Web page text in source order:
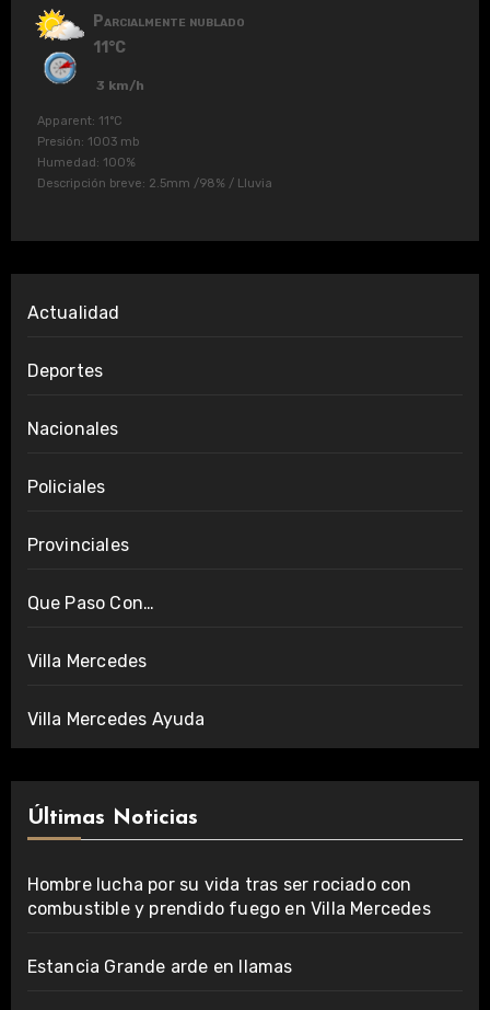
Parcialmente nublado
11°C
3 km/h
Apparent: 11°C
Presión: 1003 mb
Humedad: 100%
Descripción breve: 2.5mm /98% / Lluvia
Actualidad
Deportes
Nacionales
Policiales
Provinciales
Que Paso Con…
Villa Mercedes
Villa Mercedes Ayuda
Últimas Noticias
Hombre lucha por su vida tras ser rociado con
combustible y prendido fuego en Villa Mercedes
Estancia Grande arde en llamas